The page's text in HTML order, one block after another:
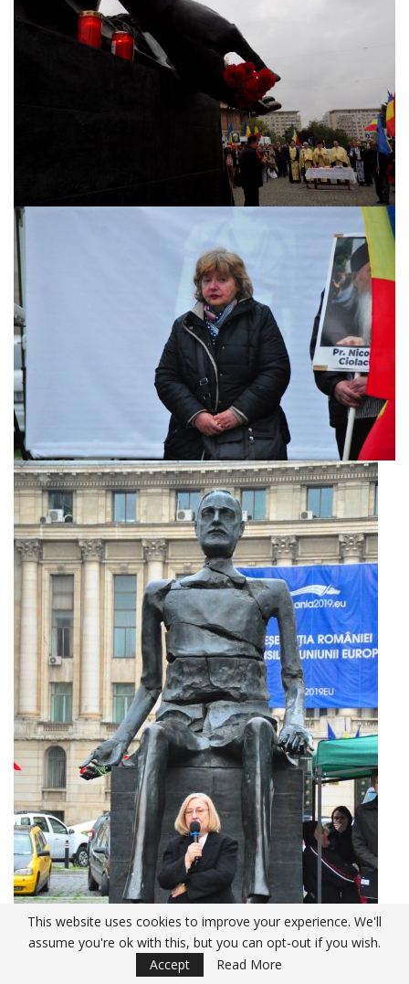
This website uses cookies to improve your experience. We'll
assume you're ok with this, but you can opt-out if you wish.
Accept
Read More